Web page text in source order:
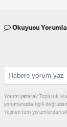
Okuyucu
Yorum yazarak Topluluk
yorumunuzla ilgili
Yazılan tüm yorumlardan